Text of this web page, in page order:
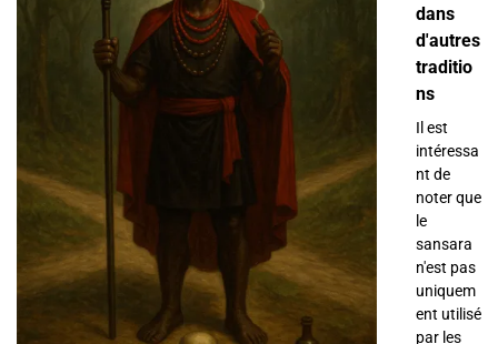
dans
d'autres
traditio
ns
Il est
intéressa
nt de
noter que
le
sansara
n'est pas
uniquem
ent utilisé
par les